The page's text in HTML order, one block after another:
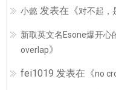
小懿 发表在《对不起，
新取英文名Esone爆开心
overlap》
fei1019 发表在《no